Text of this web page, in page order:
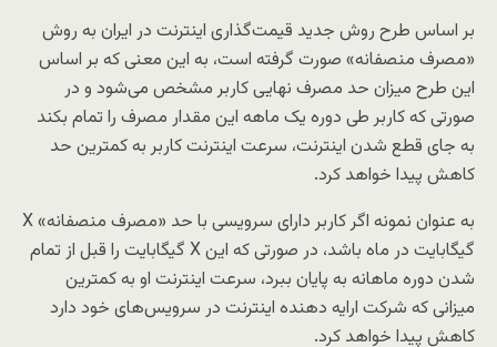
بر اساس طرح روش جدید قیمت‌گذاری اینترنت در ایران به روش
«مصرف منصفانه» صورت گرفته است، به این معنی که بر اساس
این طرح میزان حد مصرف نهایی کاربر مشخص می‌شود و در
صورتی که کاربر طی دوره یک ماهه این مقدار مصرف را تمام بکند
به جای قطع شدن اینترنت، سرعت اینترنت کاربر به کمترین حد
کاهش پیدا خواهد کرد.
به عنوان نمونه اگر کاربر دارای سرویسی با حد «مصرف منصفانه» X
گیگابایت در ماه باشد، در صورتی که این X گیگابایت را قبل از تمام
شدن دوره ماهانه به پایان ببرد، سرعت اینترنت او به کمترین
میزانی که شرکت ارایه دهنده اینترنت در سرویس‌های خود دارد
کاهش پیدا خواهد کرد.